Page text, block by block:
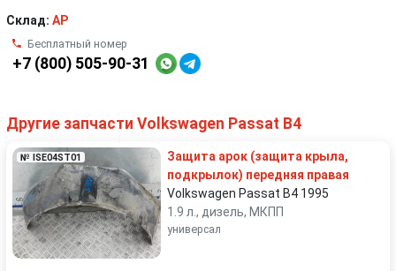
Склад: AP
Бесплатный номер
+7 (800) 505-90-31
Другие запчасти Volkswagen Passat B4
№ ISE04ST01
Защита арок (защита крыла,
подкрылок) передняя правая
Volkswagen Passat B4 1995
1.9 л., дизель, МКПП
универсал